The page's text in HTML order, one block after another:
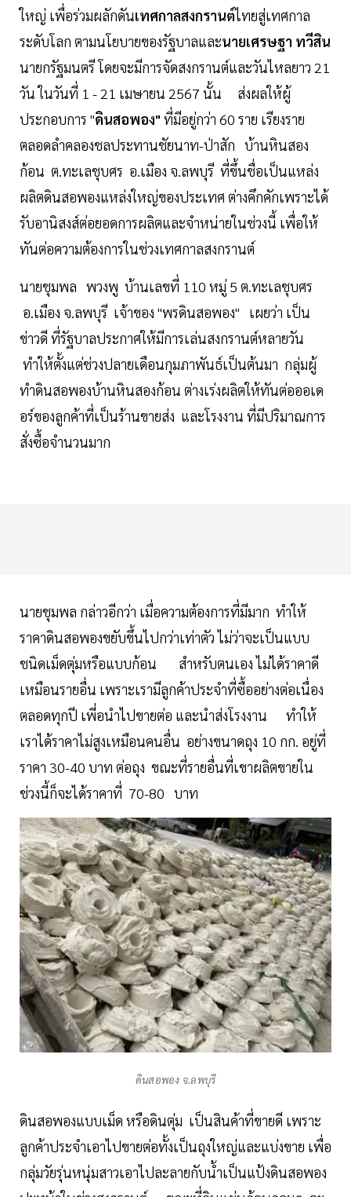
ใหญ่ เพื่อร่วมผลักดันเทศกาลสงกรานต์ไทยสู่เทศกาล
ระดับโลก ตามนโยบายของรัฐบาลและนายเศรษฐา ทวีสิน
นายกรัฐมนตรี โดยจะมีการจัดสงกรานต์และวันไหลยาว 21
วัน ในวันที่ 1 - 21 เมษายน 2567 นั้น ส่งผลให้ผู้
ประกอบการ "ดินสอพอง" ที่มีอยู่กว่า 60 ราย เรียงราย
ตลอดลำคลองชลประทานชัยนาท-ป่าสัก บ้านหินสอง
ก้อน ต.ทะเลชุบศร อ.เมือง จ.ลพบุรี ที่ขึ้นชื่อเป็นแหล่ง
ผลิตดินสอพองแหล่งใหญ่ของประเทศ ต่างคึกคักเพราะได้
รับอานิสงส์ต่อยอดการผลิตและจำหน่ายในช่วงนี้ เพื่อให้
ทันต่อความต้องการในช่วงเทศกาลสงกรานต์
นายชุมพล พวงพู บ้านเลขที่ 110 หมู่ 5 ต.ทะเลชุบศร
อ.เมือง จ.ลพบุรี เจ้าของ "พรดินสอพอง" เผยว่า เป็น
ข่าวดี ที่รัฐบาลประกาศให้มีการเล่นสงกรานต์หลายวัน
ทำให้ตั้งแต่ช่วงปลายเดือนกุมภาพันธ์เป็นต้นมา กลุ่มผู้
ทำดินสอพองบ้านหินสองก้อน ต่างเร่งผลิตให้ทันต่อออเด
อร์ของลูกค้าที่เป็นร้านขายส่ง และโรงงาน ที่มีปริมาณการ
สั่งซื้อจำนวนมาก
นายชุมพล กล่าวอีกว่า เมื่อความต้องการที่มีมาก ทำให้
ราคาดินสอพองขยับขึ้นไปกว่าเท่าตัว ไม่ว่าจะเป็นแบบ
ชนิดเม็ดตุ่มหรือแบบก้อน สำหรับตนเอง ไม่ได้ราคาดี
เหมือนรายอื่น เพราะเรามีลูกค้าประจำที่ซื้ออย่างต่อเนื่อง
ตลอดทุกปี เพี่อนำไปขายต่อ และนำส่งโรงงาน ทำให้
เราได้ราคาไม่สูงเหมือนคนอื่น อย่างขนาดถุง 10 กก. อยู่ที่
ราคา 30-40 บาท ต่อถุง ขณะที่รายอื่นที่เขาผลิตขายใน
ช่วงนี้ก็จะได้ราคาที่ 70-80 บาท
ดินสอพอง จ.ลพบุรี
ดินสอพองแบบเม็ด หรือดินตุ่ม เป็นสินค้าที่ขายดี เพราะ
ลูกค้าประจำเอาไปขายต่อทั้งเป็นถุงใหญ่และแบ่งขาย เพื่อ
กลุ่มวัยรุ่นหนุ่มสาวเอาไปละลายกับน้ำเป็นแป้งดินสอพอง